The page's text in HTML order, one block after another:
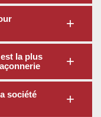
la plus
société